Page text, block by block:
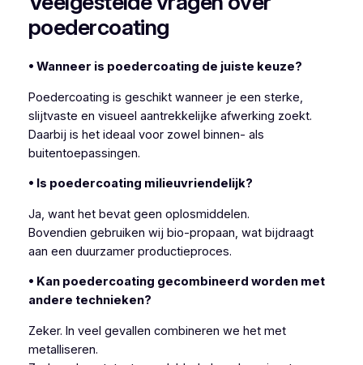
poedercoating
• Wanneer is poedercoating de juiste keuze?
Poedercoating is geschikt wanneer je een sterke,
slijtvaste en visueel aantrekkelijke afwerking zoekt.
Daarbij is het ideaal voor zowel binnen- als
buitentoepassingen.
• Is poedercoating milieuvriendelijk?
Ja, want het bevat geen oplosmiddelen.
Bovendien gebruiken wij bio-propaan, wat bijdraagt
aan een duurzamer productieproces.
• Kan poedercoating gecombineerd worden met
andere technieken?
Zeker. In veel gevallen combineren we het met
metalliseren.